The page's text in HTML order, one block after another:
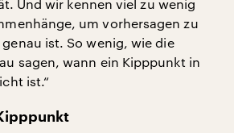
Und wir kennen viel zu wenig
um vorhersagen zu
ist. So wenig, wie die
sagen, wann ein Kipppunkt in
ist.“